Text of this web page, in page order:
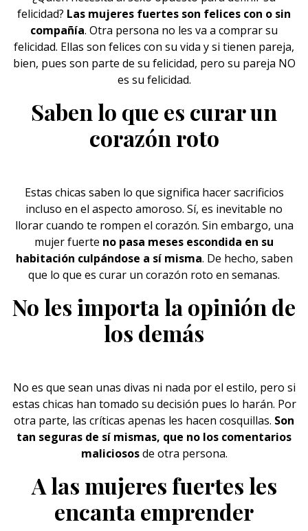
felicidad? Las mujeres fuertes son felices con o sin
compañía. Otra persona no les va a comprar su
felicidad. Ellas son felices con su vida y si tienen pareja,
bien, pues son parte de su felicidad, pero su pareja NO
es su felicidad.
Saben lo que es curar un
corazón roto
Estas chicas saben lo que significa hacer sacrificios
incluso en el aspecto amoroso. Sí, es inevitable no
llorar cuando te rompen el corazón. Sin embargo, una
mujer fuerte no pasa meses escondida en su
habitación culpándose a sí misma. De hecho, saben
que lo que es curar un corazón roto en semanas.
No les importa la opinión de
los demás
No es que sean unas divas ni nada por el estilo, pero si
estas chicas han tomado su decisión pues lo harán. Por
otra parte, las críticas apenas les hacen cosquillas. Son
tan seguras de sí mismas, que no los comentarios
maliciososde otra persona.
A las mujeres fuertes les
encanta emprender